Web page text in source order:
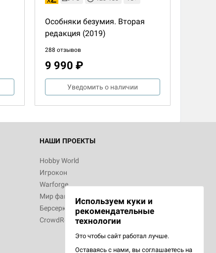
Особняки безумия. Вторая
редакция (2019)
288 отзывов
9 990 ₽
Уведомить о наличии
НАШИ ПРОЕКТЫ
Hobby World
Игрокон
Warforge
Мир фантастики
Берсерк
CrowdRepublic
Используем куки и
рекомендательные
технологии
Это чтобы сайт работал лучше.
Оставаясь с нами, вы соглашаетесь на